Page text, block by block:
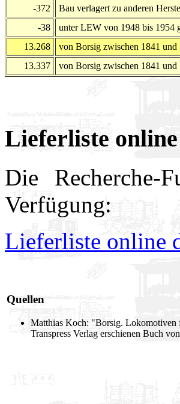
-372
Bau verlagert zu anderen
-38
unter LEW von 1948 bis 1954
13.268
von Borsig zwischen 1841
13.337
von Borsig zwischen 1841
Lieferliste
Die
Verfügung:
Lieferliste online
Quellen
Matthias Koch: "Borsig. Lokomotiven
Transpress Verlag erschienen Buch